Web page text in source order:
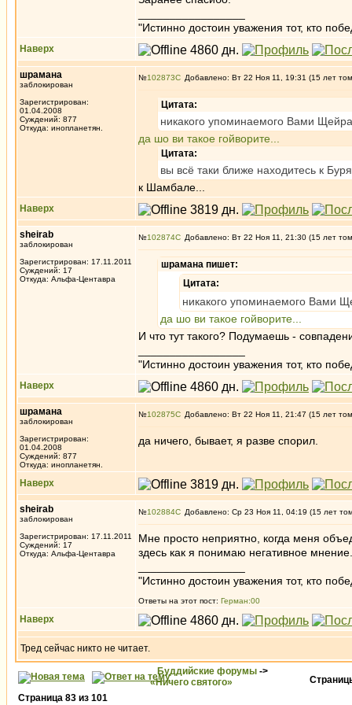
"Истинно достоин уважения тот, кто
Наверх
шрамана
заблокирован
Зарегистрирован:
01.04.2008
Суждений: 877
Откуда: инопланетян.
№102873 Добавлено: Вт 22 Ноя 11, 19:31 (15 лет
Цитата:
никакого упоминаемого Вами
да шо ви такое гойворите...
Цитата:
вы всё таки ближе находитесь к
к Шамбале...
Наверх
sheirab
заблокирован
Зарегистрирован: 17.11.2011
Суждений: 17
Откуда: Альфа-Центавра
№102874 Добавлено: Вт 22 Ноя 11, 21:30 (15 лет
шрамана пишет:
Цитата:
никакого упоминаемого Вами
да шо ви такое гойворите...
И что тут такого? Подумаешь -
"Истинно достоин уважения тот, кто
Наверх
шрамана
заблокирован
Зарегистрирован:
01.04.2008
Суждений: 877
Откуда: инопланетян.
№102875 Добавлено: Вт 22 Ноя 11, 21:47 (15 лет
да ничего, бывает, я разве спорил.
Наверх
sheirab
заблокирован
Зарегистрирован: 17.11.2011
Суждений: 17
Откуда: Альфа-Центавра
№102884 Добавлено: Ср 23 Ноя 11, 04:19 (15 лет
Мне просто неприятно, когда меня
здесь как я понимаю негативное мнение.
"Истинно достоин уважения тот, кто
Ответы на этот пост: Герман:00
Наверх
Тред сейчас никто не читает.
Буддийские форумы ->
«Ничего святого»
Страница 83 из 101